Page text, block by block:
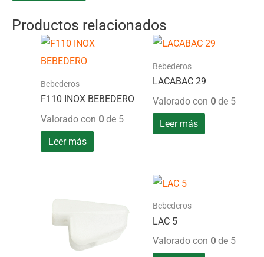
Productos relacionados
Bebederos
F110 INOX BEBEDERO
Valorado con 0 de 5
Leer más
Bebederos
LACABAC 29
Valorado con 0de 5
Leer más
Bebederos
LAC 5
Valorado con 0de 5